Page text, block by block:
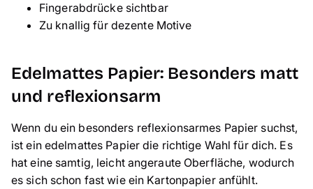
Fingerabdrücke sichtbar
Zu knallig für dezente Motive
Edelmattes Papier: Besonders matt
und reflexionsarm
Wenn du ein besonders reflexionsarmes Papier suchst,
ist ein edelmattes Papier die richtige Wahl für dich. Es
hat eine samtig, leicht angeraute Oberfläche, wodurch
es sich schon fast wie ein Kartonpapier anfühlt.